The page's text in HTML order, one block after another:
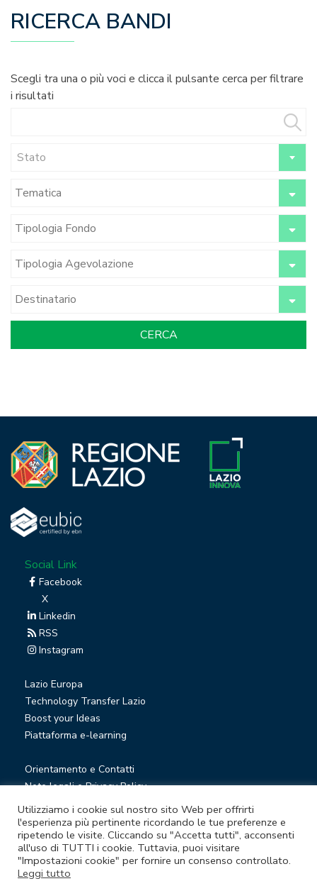
RICERCA BANDI
Scegli tra una o più voci e clicca il pulsante cerca per filtrare
i risultati
Stato
Social Link
Facebook
X
Linkedin
RSS
Instagram
Lazio Europa
Technology Transfer Lazio
Boost your Ideas
Piattaforma e-learning
Orientamento e Contatti
Note legali e Privacy Policy
Privacy Newsletter
Società trasparente
Whistleblowing
© Lazio Innova S.p.A. società soggetta a direzione e
Utilizziamo i cookie sul nostro sito Web per offrirti
l'esperienza più pertinente ricordando le tue preferenze e
ripetendo le visite. Cliccando su "Accetta tutti", acconsenti
all'uso di TUTTI i cookie. Tuttavia, puoi visitare
"Impostazioni cookie" per fornire un consenso controllato.
Leggi tutto